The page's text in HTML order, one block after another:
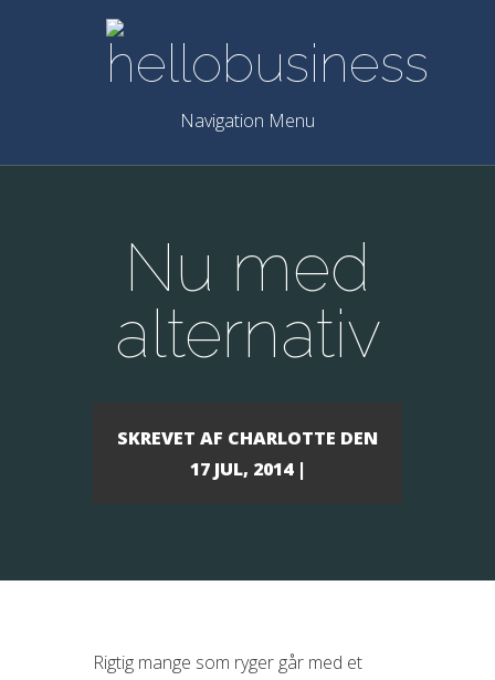
Navigation Menu
Nu med
alternativ
SKREVET AF CHARLOTTE DEN
17 JUL, 2014 |
Rigtig mange som ryger går med et